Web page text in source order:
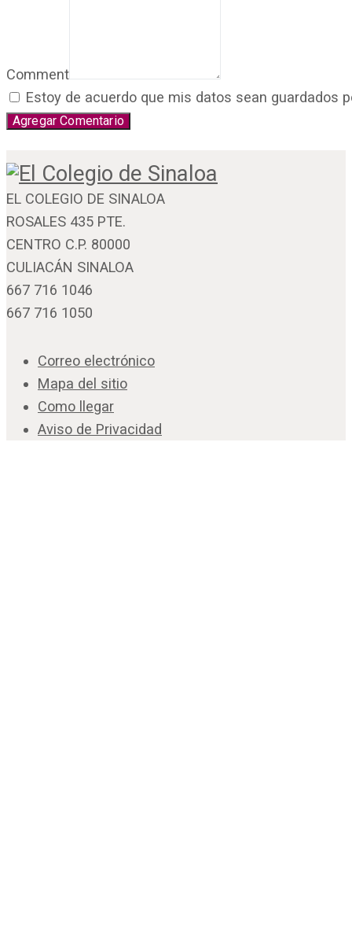
Comment
Estoy de acuerdo que mis datos sean guardados
EL COLEGIO DE SINALOA
ROSALES 435 PTE.
CENTRO C.P. 80000
CULIACÁN SINALOA
667 716 1046
667 716 1050
Correo electrónico
Mapa del sitio
Como llegar
Aviso de Privacidad